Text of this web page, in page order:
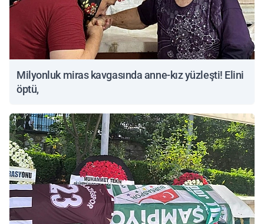
Milyonluk miras kavgasında anne-kız yüzleşti! Elini
öptü,